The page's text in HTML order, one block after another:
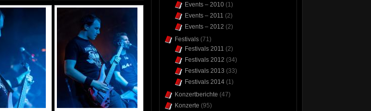
Events – 2010 (1)
Events – 2011 (2)
Events – 2012 (2)
Festivals (71)
Festivals 2011 (2)
Festivals 2012 (34)
Festivals 2013 (33)
Festivals 2014 (1)
Konzertberichte (47)
Konzerte (95)